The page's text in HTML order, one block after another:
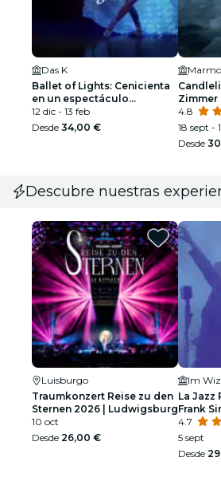
Das K
Ballet of Lights: Cenicienta
en un espectáculo
deslumbrante
12 dic - 13 feb
Desde 34,00 €
Zimmer
4.8
18 sept -
Desde
Descubre nuestras
Luisburgo
Traumkonzert Reise zu den
Sternen 2026 | Ludwigsburg
10 oct
Desde 26,00 €
Im
La Jazz
Frank
4.7
5 sept
Desde